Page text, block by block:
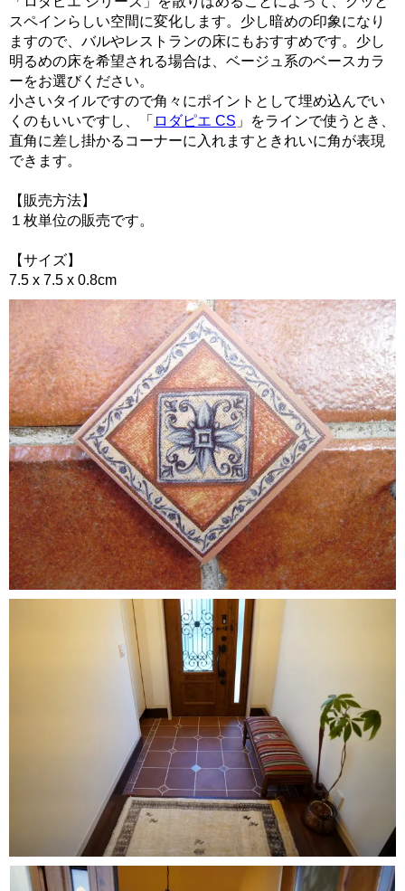
スペインらしい空間に変化します。少し暗めの印象になり
ますので、バルやレストランの床にもおすすめです。少し
明るめの床を希望される場合は、ベージュ系のベースカラ
ーをお選びください。
小さいタイルですので角々にポイントとして埋め込んでい
くのもいいですし、「 ロダピエ CS 」をラインで使うとき、
直角に差し掛かるコーナーに入れますときれいに角が表現
できます。
【販売方法】
１枚単位の販売です。
【サイズ】
7.5 x 7.5 x 0.8cm